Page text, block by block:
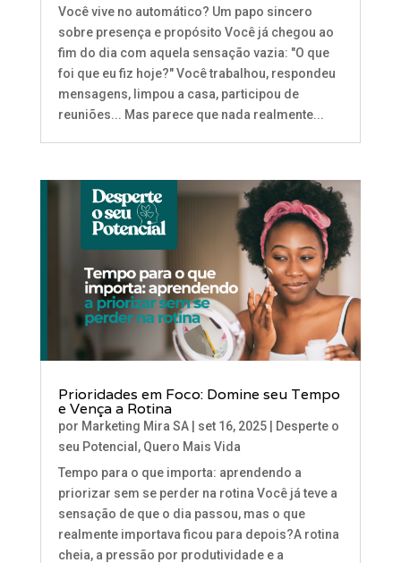
Você vive no automático? Um papo sincero
sobre presença e propósito Você já chegou ao
fim do dia com aquela sensação vazia: "O que
foi que eu fiz hoje?" Você trabalhou, respondeu
mensagens, limpou a casa, participou de
reuniões... Mas parece que nada realmente...
Prioridades em Foco: Domine seu Tempo
e Vença a Rotina
por Marketing Mira SA| set 16, 2025|
Desperte o
seu Potencial , Quero Mais Vida
Tempo para o que importa: aprendendo a
priorizar sem se perder na rotina Você já teve a
sensação de que o dia passou, mas o que
realmente importava ficou para depois?A rotina
cheia, a pressão por produtividade e a